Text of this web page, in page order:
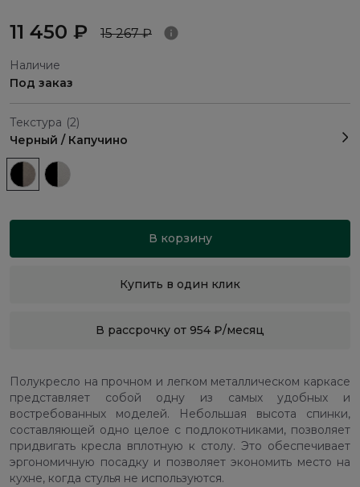
11 450 ₽ 15 267 ₽
Наличие
Под заказ
Текстура (2)
Черный / Капучино
В корзину
Купить в один клик
В рассрочку от 954 ₽/месяц
Полукресло на прочном и легком металлическом каркасе
представляет собой одну из самых удобных и
востребованных моделей. Небольшая высота спинки,
составляющей одно целое с подлокотниками, позволяет
придвигать кресла вплотную к столу. Это обеспечивает
эргономичную посадку и позволяет экономить место на
кухне, когда стулья не используются.